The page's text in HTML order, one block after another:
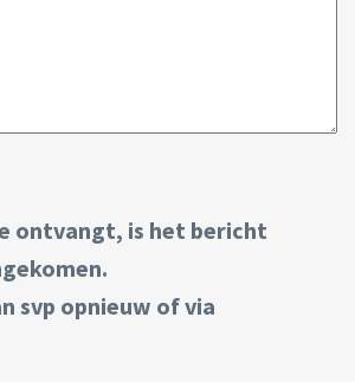
ontvangt, is het bericht
svp opnieuw of via